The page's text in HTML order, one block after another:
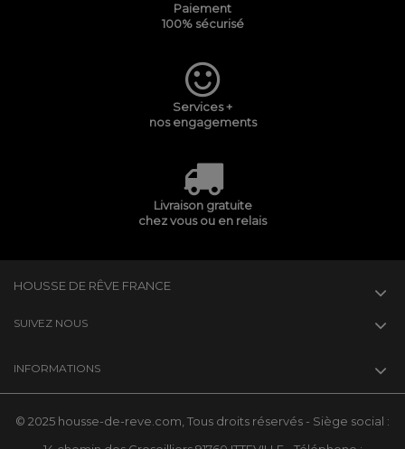
Paiement
100% sécurisé
Services +
nos engagements
Livraison gratuite
chez vous ou en relais
HOUSSE DE RÊVE FRANCE
SUIVEZ NOUS
INFORMATIONS
© 2025 housse-de-reve.com, Tous droits réservés - Siège social :